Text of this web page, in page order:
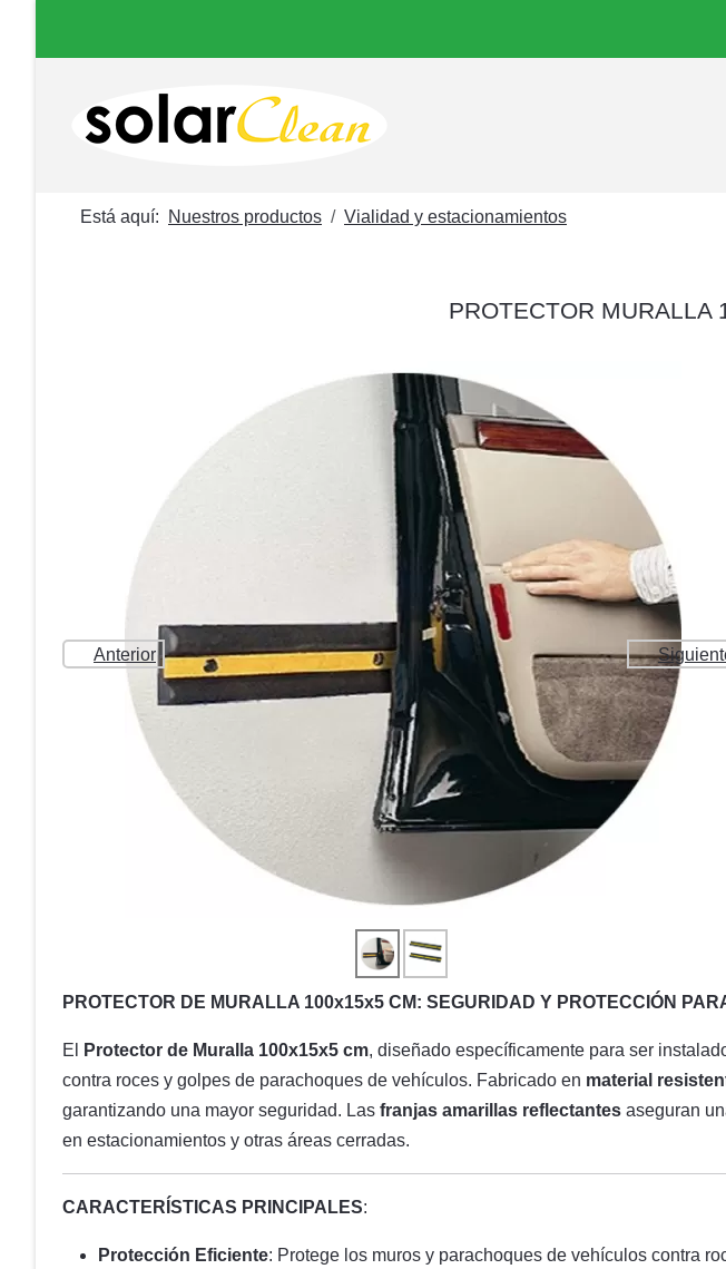
Está aquí: Nuestros productos Vialidad y estacionamientos
PROTECTOR MURALLA
Anterior
PROTECTOR DE MURALLA 100x15x5 CM: SEGURIDAD Y PROTECCIÓN
El Protector de Muralla 100x15x5 cm, diseñado específicamente para ser
contra roces y golpes de parachoques de vehículos. Fabricado en material
garantizando una mayor seguridad. Las franjas amarillas reflectantes aseguran
en estacionamientos y otras áreas cerradas.
CARACTERÍSTICAS PRINCIPALES:
Protección Eficiente: Protege los muros y parachoques de vehículos contra